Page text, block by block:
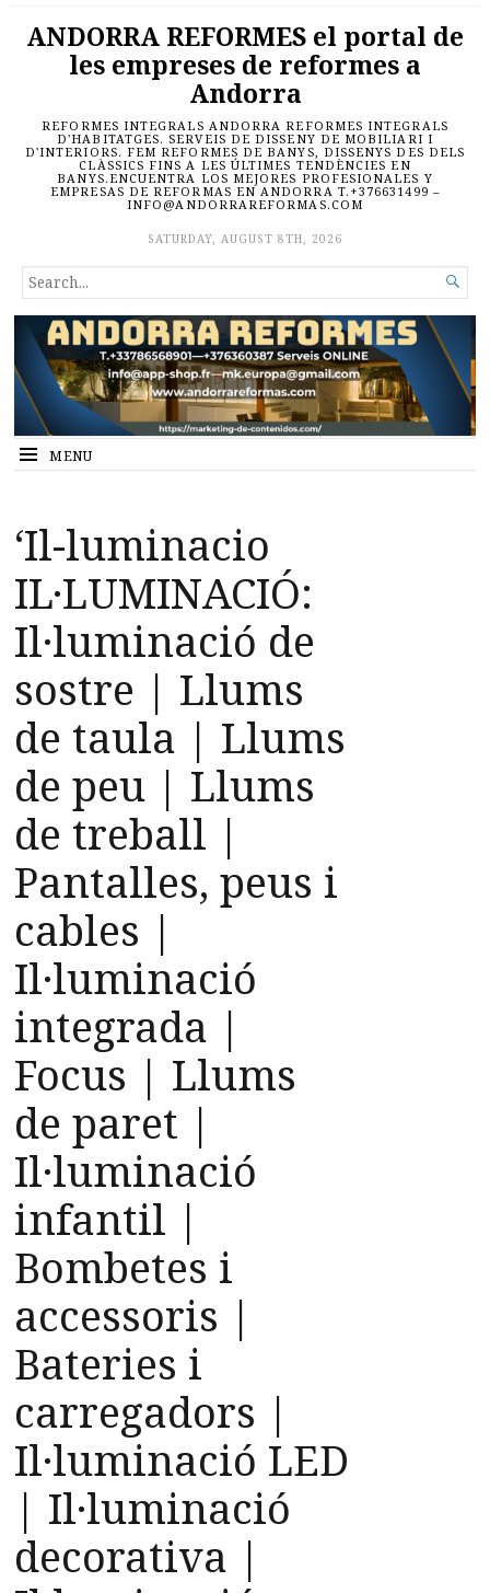
ANDORRA REFORMES el portal de
les empreses de reformes a
Andorra
REFORMES INTEGRALS ANDORRA REFORMES INTEGRALS
D'HABITATGES. SERVEIS DE DISSENY DE MOBILIARI I
D'INTERIORS. FEM REFORMES DE BANYS, DISSENYS DES DELS
CLÀSSICS FINS A LES ÚLTIMES TENDÈNCIES EN
BANYS.ENCUENTRA LOS MEJORES PROFESIONALES Y
EMPRESAS DE REFORMAS EN ANDORRA T.+376631499 –
INFO@ANDORRAREFORMAS.COM
SATURDAY, AUGUST 8TH, 2026
SEARCH
FOR...

MENU
‘Il-luminacio
IL·LUMINACIÓ:
Il·luminació de
sostre | Llums
de taula | Llums
de peu | Llums
de treball |
Pantalles, peus i
cables |
Il·luminació
integrada |
Focus | Llums
de paret |
Il·luminació
infantil |
Bombetes i
accessoris |
Bateries i
carregadors |
Il·luminació LED
| Il·luminació
decorativa |